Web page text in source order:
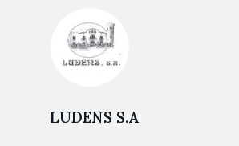
LUDENS S.A